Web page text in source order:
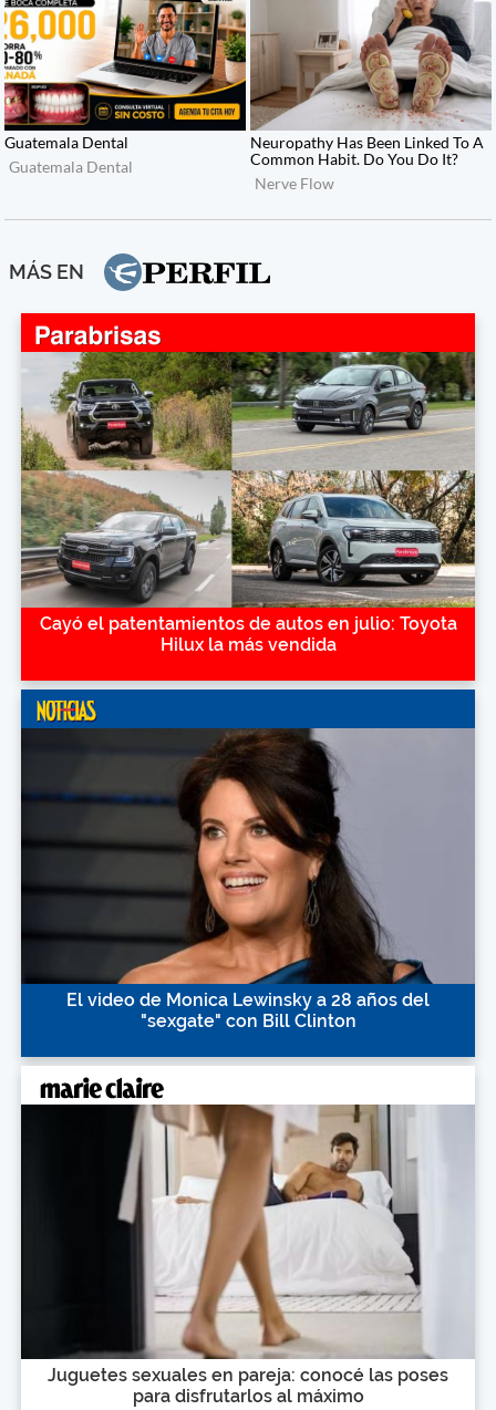
MÁS EN
Cayó el patentamientos de autos en julio: Toyota
Hilux la más vendida
El video de Monica Lewinsky a 28 años del
"sexgate" con Bill Clinton
Juguetes sexuales en pareja: conocé las poses
para disfrutarlos al máximo